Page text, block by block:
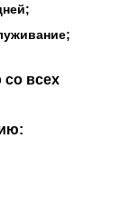
со всех